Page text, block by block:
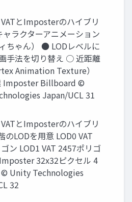
とImposterのハイブリ
ラクターアニメーション
ィちゃん） ● LODレベルに
手法を切り替え ○ 近距離
Animation Texture）
Imposter Billboard ©
Japan/UCL 31
とImposterのハイブリ
のLODを用意 LOD0 VAT
ン LOD1 VAT 2457ポリゴ
32x32ピクセル 4
© Unity Technologies
32